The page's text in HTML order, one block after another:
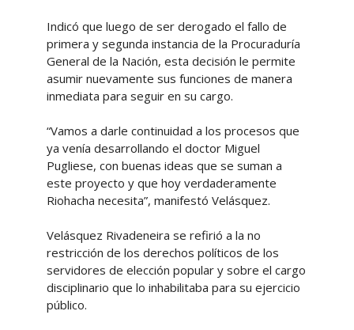
Indicó que luego de ser derogado el fallo de
primera y segunda instancia de la Procuraduría
General de la Nación, esta decisión le permite
asumir nuevamente sus funciones de manera
inmediata para seguir en su cargo.
“Vamos a darle continuidad a los procesos que
ya venía desarrollando el doctor Miguel
Pugliese, con buenas ideas que se suman a
este proyecto y que hoy verdaderamente
Riohacha necesita”, manifestó Velásquez.
Velásquez Rivadeneira se refirió a la no
restricción de los derechos políticos de los
servidores de elección popular y sobre el cargo
disciplinario que lo inhabilitaba para su ejercicio
público.